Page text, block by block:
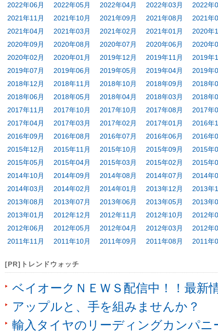
2022年06月
2022年05月 2022年04月 2022年03月
2022年
2021年11月
2021年10月 2021年09月 2021年08月
2021年
2021年04月
2021年03月 2021年02月 2021年01月
2020年
2020年09月
2020年08月 2020年07月 2020年06月
2020年
2020年02月
2020年01月 2019年12月 2019年11月
2019年
2019年07月
2019年06月 2019年05月 2019年04月
2019年
2018年12月
2018年11月 2018年10月 2018年09月
2018年
2018年06月
2018年05月 2018年04月 2018年03月
2018年
2017年11月
2017年10月 2017年10月 2017年08月
2017年
2017年04月
2017年03月 2017年02月 2017年01月
2016年
2016年09月
2016年08月 2016年07月 2016年06月
2016年
2015年12月
2015年11月 2015年10月 2015年09月
2015年
2015年05月
2015年04月 2015年03月 2015年02月
2015年
2014年10月
2014年09月 2014年08月 2014年07月
2014年
2014年03月
2014年02月 2014年01月 2013年12月
2013年
2013年08月
2013年07月 2013年06月 2013年05月
2013年
2013年01月
2012年12月 2012年11月 2012年10月
2012年
2012年06月
2012年05月 2012年04月 2012年03月
2012年
2011年11月
2011年10月 2011年09月 2011年08月 2011年
[PR]トレンドウォッチ
ベイオークＮＥＷＳ配信中！！最新
アップルと、手を組みませんか？
輸入タイヤのリーディングカンパニ